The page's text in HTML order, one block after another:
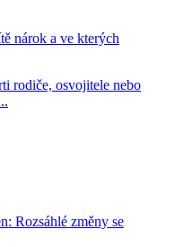
nárok a ve kterých
rodiče, osvojitele nebo
Rozsáhlé změny se